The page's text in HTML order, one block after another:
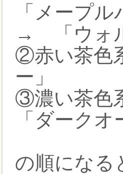
「メープ
→ 「ウォ
②赤い茶
ー」
③濃い茶
「ダーク
の順になる